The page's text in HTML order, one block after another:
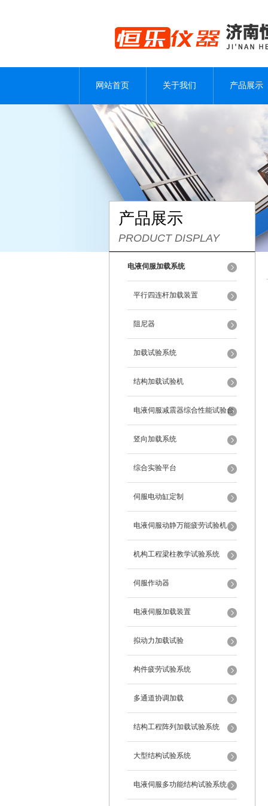
网站首页 关于我们 产品展示
产品展示
PRODUCT DISPLAY
电液伺服加载系统
平行四连杆加载装置
阻尼器
加载试验系统
结构加载试验机
电液伺服减震器综合性能试验台
竖向加载系统
综合实验平台
伺服电动缸定制
电液伺服动静万能疲劳试验机
机构工程梁柱教学试验系统
伺服作动器
电液伺服加载装置
拟动力加载试验
构件疲劳试验系统
多通道协调加载
结构工程阵列加载试验系统
大型结构试验系统
电液伺服多功能结构试验系统